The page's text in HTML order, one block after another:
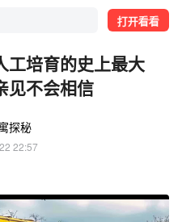
打开看看
工培育的史上最大
见不会相信
探秘
22:57